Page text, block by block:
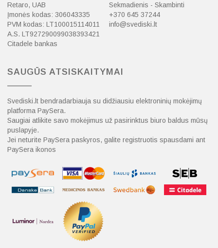
Retaro, UAB
Įmonės kodas: 306043335
PVM kodas: LT100015114011
A.S. LT927290099038393421
Citadele bankas
Sekmadienis - Skambinti
+370 645 37244
info@svediski.lt
SAUGŪS ATSISKAITYMAI
Svediski.lt bendradarbiauja su didžiausiu elektroninių mokėjimų
platforma PaySera.
Saugiai atlikite savo mokėjimus už pasirinktus biuro baldus mūsų
puslapyje.
Jei neturite PaySera paskyros, galite registruotis spausdami ant
PaySera ikonos